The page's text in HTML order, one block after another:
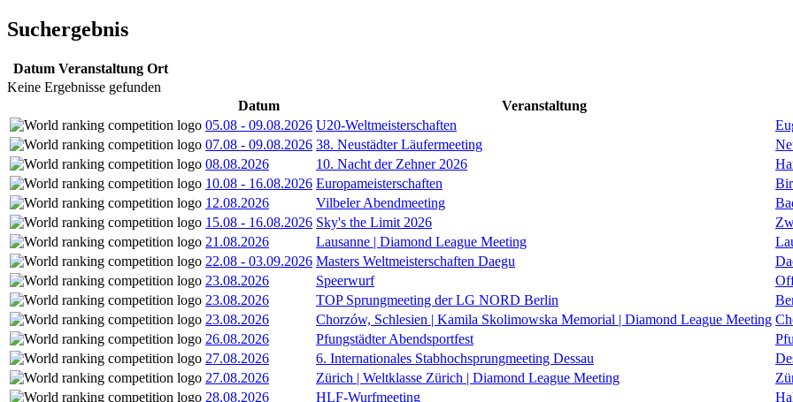
Suchergebnis
Datum Veranstaltung Ort
Keine Ergebnisse gefunden
Datum
Veranstaltung
05.08 - 09.08.2026 U20-Weltmeisterschaften
07.08 - 09.08.2026 38. Neustädter Läufermeeting
08.08.2026
10. Nacht der Zehner 2026
10.08 - 16.08.2026 Europameisterschaften
12.08.2026
Vilbeler Abendmeeting
15.08 - 16.08.2026 Sky's the Limit 2026
21.08.2026
Lausanne | Diamond League Meeting
22.08 - 03.09.2026 Masters Weltmeisterschaften Daegu
23.08.2026
Speerwurf
23.08.2026
TOP Sprungmeeting der LG NORD Berlin
23.08.2026
Chorzów, Schlesien | Kamila Skolimowska Memorial | Diamond League Meeting
26.08.2026
Pfungstädter Abendsportfest
27.08.2026
6. Internationales Stabhochsprungmeeting Dessau
27.08.2026
Zürich | Weltklasse Zürich | Diamond League Meeting
28.08.2026
HLF-Wurfmeeting